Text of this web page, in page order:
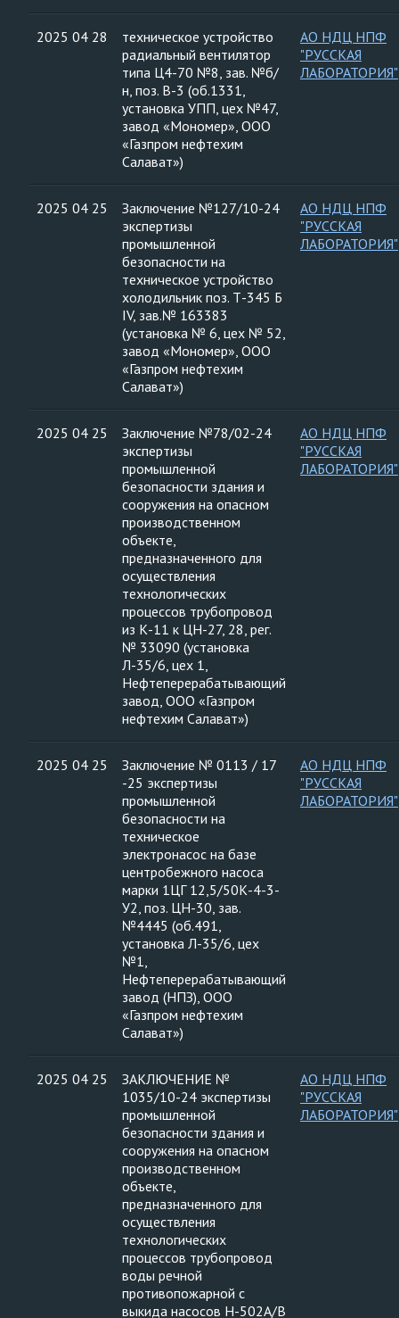
2025 04 28
техническое устройство
радиальный вентилятор
типа Ц4-70 №8, зав. №б/
н, поз. В-3 (об.1331,
установка УПП, цех №47,
завод «Мономер», ООО
«Газпром нефтехим
Салават»)
АО НДЦ НПФ
"РУССКАЯ
ЛАБОРАТОРИЯ"
2025 04 25
Заключение №127/10-24
экспертизы
промышленной
безопасности на
техническое устройство
холодильник поз. Т-345 Б
IV, зав.№ 163383
(установка № 6, цех № 52,
завод «Мономер», ООО
«Газпром нефтехим
Салават»)
АО НДЦ НПФ
"РУССКАЯ
ЛАБОРАТОРИЯ"
2025 04 25
Заключение №78/02-24
экспертизы
промышленной
безопасности здания и
сооружения на опасном
производственном
объекте,
предназначенного для
осуществления
технологических
процессов трубопровод
из К-11 к ЦН-27, 28, рег.
№ 33090 (установка
Л-35/6, цех 1,
Нефтеперерабатывающий
завод, ООО «Газпром
нефтехим Салават»)
АО НДЦ НПФ
"РУССКАЯ
ЛАБОРАТОРИЯ"
2025 04 25
Заключение № 0113 / 17
-25 экспертизы
промышленной
безопасности на
техническое
электронасос на базе
центробежного насоса
марки 1ЦГ 12,5/50К-4-3-
У2, поз. ЦН-30, зав.
№4445 (об.491,
установка Л-35/6, цех
№1,
Нефтеперерабатывающий
завод (НПЗ), ООО
«Газпром нефтехим
Салават»)
АО НДЦ НПФ
"РУССКАЯ
ЛАБОРАТОРИЯ"
2025 04 25
ЗАКЛЮЧЕНИЕ №
1035/10-24 экспертизы
промышленной
безопасности здания и
сооружения на опасном
производственном
объекте,
предназначенного для
осуществления
технологических
процессов трубопровод
воды речной
противопожарной с
выкида насосов Н-502А/В
АО НДЦ НПФ
"РУССКАЯ
ЛАБОРАТОРИЯ"